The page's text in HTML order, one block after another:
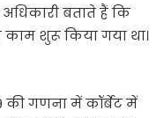
बताते हैं कि
काम शुरू किया गया था।
की गणना में कॉर्बेट में